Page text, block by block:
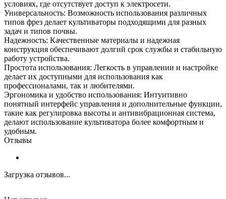
условиях, где отсутствует доступ к электросети.
Универсальность: Возможность использования различных
типов фрез делает культиваторы подходящими для разных
задач и типов почвы.
Надежность: Качественные материалы и надежная
конструкция обеспечивают долгий срок службы и стабильную
работу устройства.
Простота использования: Легкость в управлении и настройке
делает их доступными для использования как
профессионалами, так и любителями.
Эргономика и удобство использования: Интуитивно
понятный интерфейс управления и дополнительные функции,
такие как регулировка высоты и антивибрационная система,
делают использование культиватора более комфортным и
удобным.
Отзывы
Загрузка отзывов...